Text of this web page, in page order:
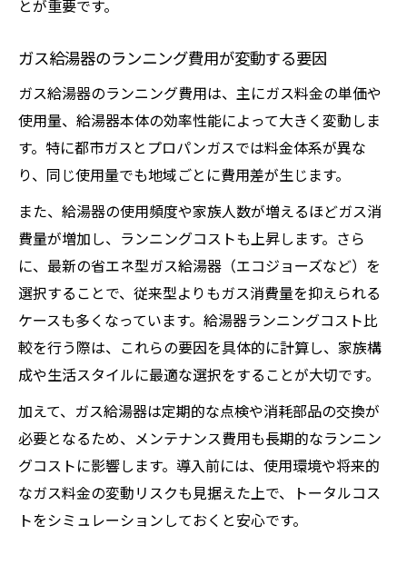
とが重要です。
ガス給湯器のランニング費用が変動する要因
ガス給湯器のランニング費用は、主にガス料金の単価や
使用量、給湯器本体の効率性能によって大きく変動しま
す。特に都市ガスとプロパンガスでは料金体系が異な
り、同じ使用量でも地域ごとに費用差が生じます。
また、給湯器の使用頻度や家族人数が増えるほどガス消
費量が増加し、ランニングコストも上昇します。さら
に、最新の省エネ型ガス給湯器（エコジョーズなど）を
選択することで、従来型よりもガス消費量を抑えられる
ケースも多くなっています。給湯器ランニングコスト比
較を行う際は、これらの要因を具体的に計算し、家族構
成や生活スタイルに最適な選択をすることが大切です。
加えて、ガス給湯器は定期的な点検や消耗部品の交換が
必要となるため、メンテナンス費用も長期的なランニン
グコストに影響します。導入前には、使用環境や将来的
なガス料金の変動リスクも見据えた上で、トータルコス
トをシミュレーションしておくと安心です。